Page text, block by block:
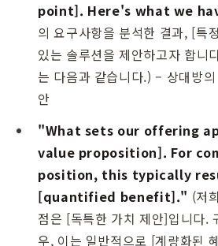
point]. Here's what we
의 요구사항을 분석한 결과, [특
있는 솔루션을 제안하고자 합니
는 다음과 같습니다.) – 상대방
안
"What sets our offering
value proposition]. For
position, this typically
[quantified benefit]." (저
점은 [독특한 가치 제안]입니다.
우, 이는 일반적으로 [계량화된